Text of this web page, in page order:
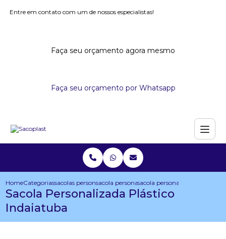
Entre em contato com um de nossos especialistas!
Faça seu orçamento agora mesmo
Faça seu orçamento por Whatsapp
HomeCategoriassacolas personalizadassacola personalizada para congresso
sacola personalizada plastico
Sacola Personalizada Plástico
Indaiatuba